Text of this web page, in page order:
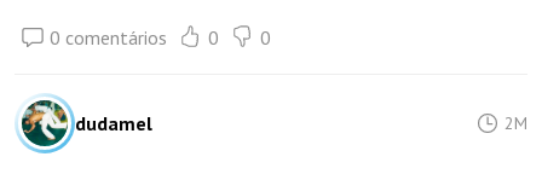
0 comentários 0 0
dudamel 2M